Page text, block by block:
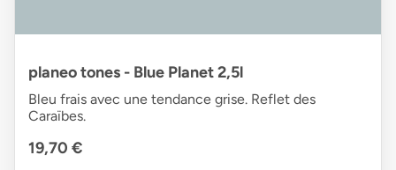
planeo tones - Blue Planet 2,5l
Bleu frais avec une tendance grise. Reflet des
Caraïbes.
19,70 €